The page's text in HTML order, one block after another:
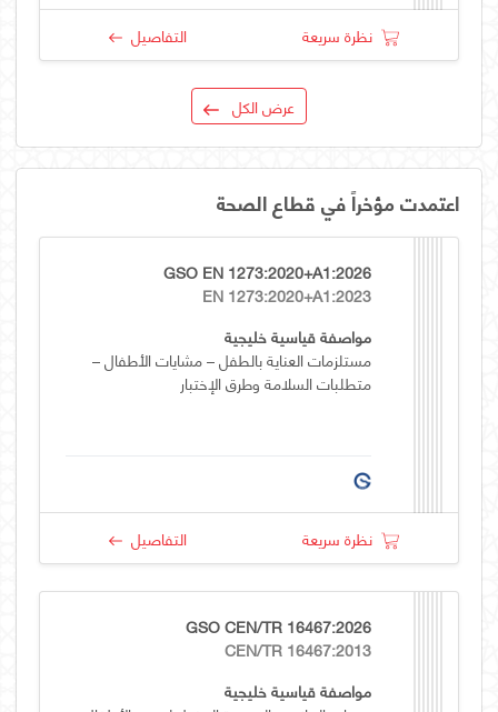
نظرة سريعة التفاصيل
عرض الكل
اعتمدت مؤخراً في قطاع الصحة
GSO EN 1273:2020+A1:2026
EN 1273:2020+A1:2023
مواصفة قياسية خليجية
مستلزمات العناية بالطفل – مشايات الأطفال –
متطلبات السلامة وطرق الإختبار
نظرة سريعة التفاصيل
GSO CEN/TR 16467:2026
CEN/TR 16467:2013
مواصفة قياسية خليجية